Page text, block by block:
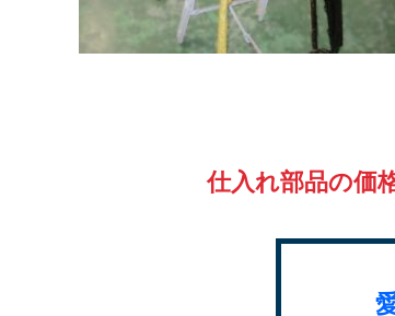
仕入れ部品の価